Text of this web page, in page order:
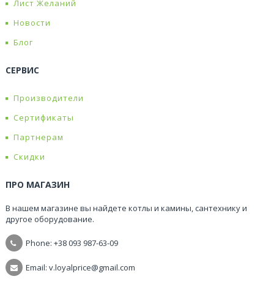
Лист Желаний
Новости
Блог
СЕРВИС
Производители
Сертификаты
Партнерам
Скидки
ПРО МАГАЗИН
В нашем магазине вы найдете котлы и камины, сантехнику и
другое оборудование.
Phone: +38093 987-63-09
Email: v.loyalprice@gmail.com